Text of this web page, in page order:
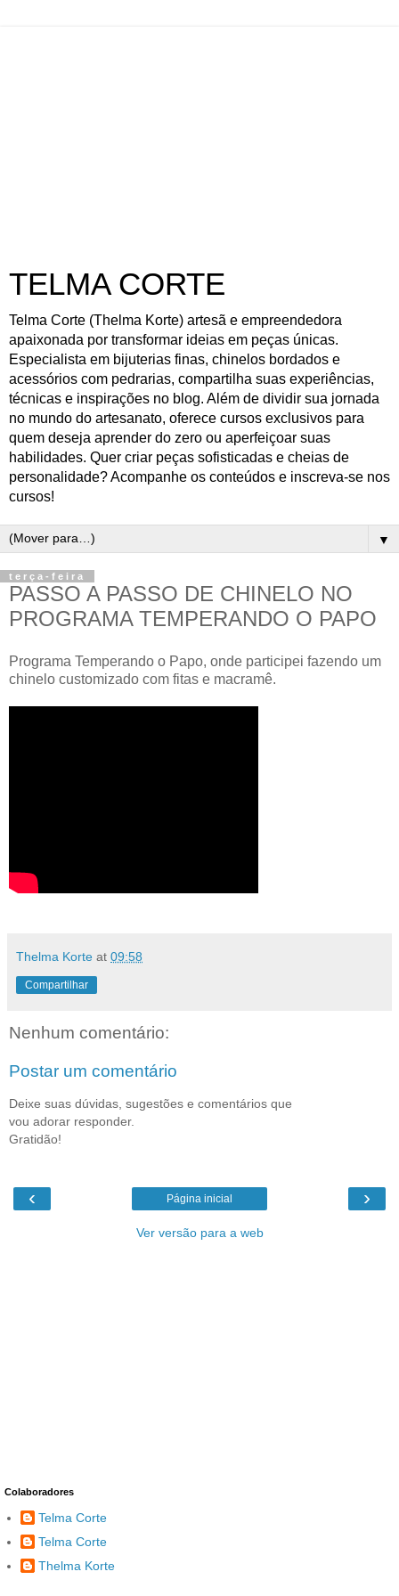
TELMA CORTE
Telma Corte (Thelma Korte) artesã e empreendedora
apaixonada por transformar ideias em peças únicas.
Especialista em bijuterias finas, chinelos bordados e
acessórios com pedrarias, compartilha suas experiências,
técnicas e inspirações no blog. Além de dividir sua jornada
no mundo do artesanato, oferece cursos exclusivos para
quem deseja aprender do zero ou aperfeiçoar suas
habilidades. Quer criar peças sofisticadas e cheias de
personalidade? Acompanhe os conteúdos e inscreva-se nos
cursos!
▼
terça-feira
PASSO A PASSO DE CHINELO NO
PROGRAMA TEMPERANDO O PAPO
Programa Temperando o Papo, onde participei fazendo um
chinelo customizado com fitas e macramê.
Thelma Korte at 09:58
Compartilhar
Nenhum comentário:
Postar um comentário
Deixe suas dúvidas, sugestões e comentários que
vou adorar responder.
Gratidão!
‹ ›
Página inicial
Ver versão para a web
Colaboradores
Telma Corte
Telma Corte
Thelma Korte